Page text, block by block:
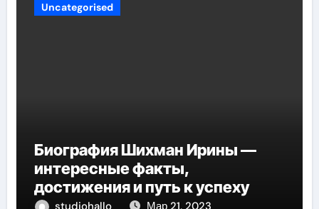
Uncategorised
Биография Шихман Ирины —
интересные факты,
достижения и путь к успеху
studiohallo_ Мар 21, 2023